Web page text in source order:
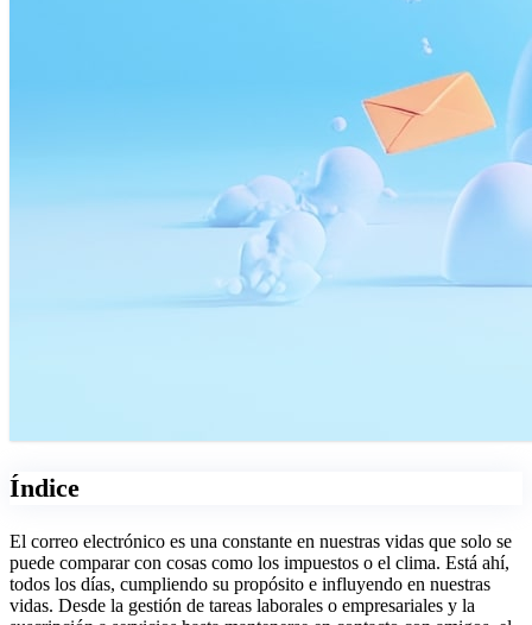
Índice
El correo electrónico es una constante en nuestras vidas que solo se
puede comparar con cosas como los impuestos o el clima. Está ahí,
todos los días, cumpliendo su propósito e influyendo en nuestras
vidas. Desde la gestión de tareas laborales o empresariales y la